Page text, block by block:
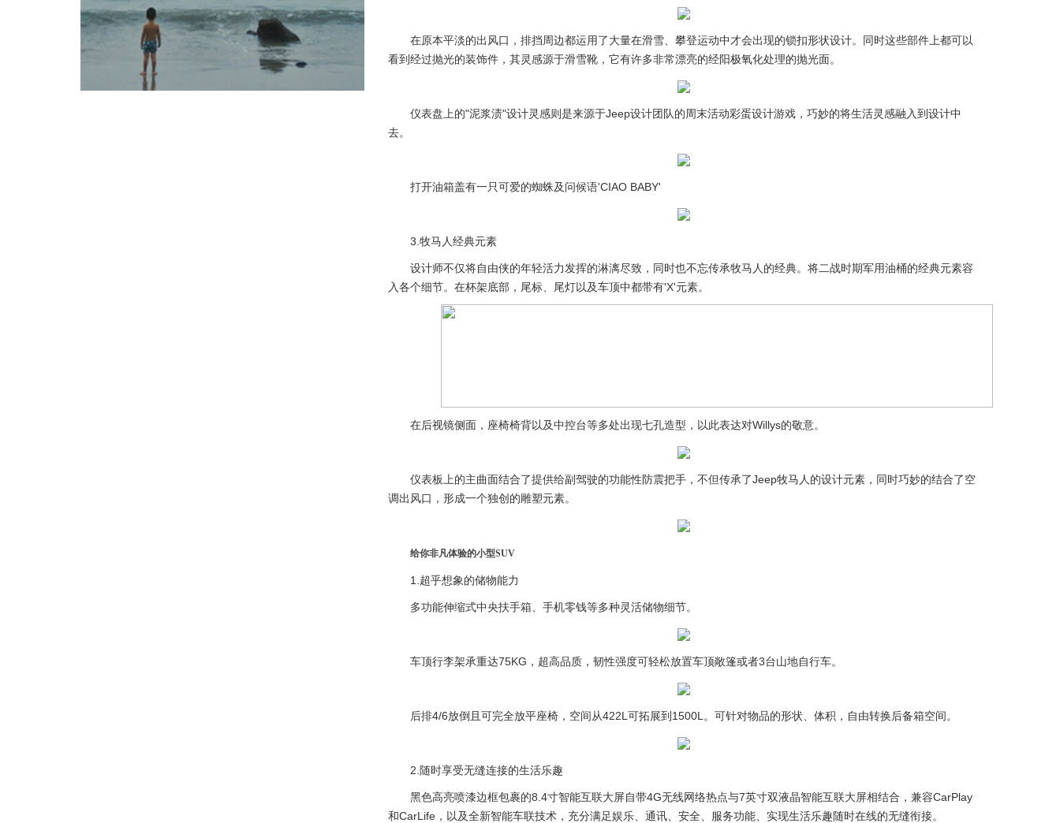
在原本平淡的出风口，排挡周边都运用了大量在滑雪、攀登运动中才会出现的锁扣形状设计。同时这些部件上都可以
看到经过抛光的装饰件，其灵感源于滑雪靴，它有许多非常漂亮的经阳极氧化处理的抛光面。
仪表盘上的"泥浆渍"设计灵感则是来源于Jeep设计团队的周末活动彩蛋设计游戏，巧妙的将生活灵感融入到设计中
去。
打开油箱盖有一只可爱的蜘蛛及问候语'CIAO BABY'
3.牧马人经典元素
设计师不仅将自由侠的年轻活力发挥的淋漓尽致，同时也不忘传承牧马人的经典。将二战时期军用油桶的经典元素容
入各个细节。在杯架底部，尾标、尾灯以及车顶中都带有'X'元素。
在后视镜侧面，座椅椅背以及中控台等多处出现七孔造型，以此表达对Willys的敬意。
仪表板上的主曲面结合了提供给副驾驶的功能性防震把手，不但传承了Jeep牧马人的设计元素，同时巧妙的结合了空
调出风口，形成一个独创的雕塑元素。
给你非凡体验的小型SUV
1.超乎想象的储物能力
多功能伸缩式中央扶手箱、手机零钱等多种灵活储物细节。
车顶行李架承重达75KG，超高品质，韧性强度可轻松放置车顶敞篷或者3台山地自行车。
后排4/6放倒且可完全放平座椅，空间从422L可拓展到1500L。可针对物品的形状、体积，自由转换后备箱空间。
2.随时享受无缝连接的生活乐趣
黑色高亮喷漆边框包裹的8.4寸智能互联大屏自带4G无线网络热点与7英寸双液晶智能互联大屏相结合，兼容CarPlay
和CarLife，以及全新智能车联技术，充分满足娱乐、通讯、安全、服务功能、实现生活乐趣随时在线的无缝衔接。